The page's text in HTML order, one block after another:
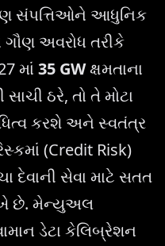
સંપત્તિઓને આધુનિક
ગૌણ અવરોધ તરીકે
માં 35 GWક્ષમતાના
ઠરે, તો તે મોટા
કરશે અને સ્વતંત્ર
(Credit Risk)
દેવાની સેવા માટે સતત
છે. મેન્યુઅલ
ડેટા કેલિબ્રેશન